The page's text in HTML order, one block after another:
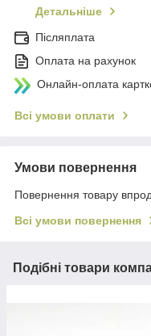
Детальніше
Післяплата
Оплата на рахунок
Онлайн-оплата
Всі умови оплати
Умови повернення
Повернення товару
Всі умови повернення
Подібні товари